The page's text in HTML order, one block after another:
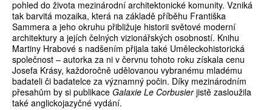
pohled do života mezinárodní architektonické komunity. Vzniká
tak barvitá mozaika, která na základě příběhu Františka
Sammera a jeho okruhu přibližuje historii světové moderní
architektury a jejích čelných vizionářských osobností. Knihu
Martiny Hrabové s nadšením přijala také Uměleckohistorická
společnost – autorka za ni v červnu tohoto roku získala cenu
Josefa Krásy, každoročně udělovanou vybranému mladému
badateli či badatelce za významný počin. Díky mezinárodním
přesahům by si publikace Galaxie Le Corbusierjistě zasloužila
také anglickojazyčné vydání.